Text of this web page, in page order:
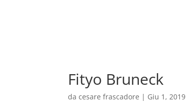
Fityo Bruneck
dacesare frascadore | Giu 1, 2019